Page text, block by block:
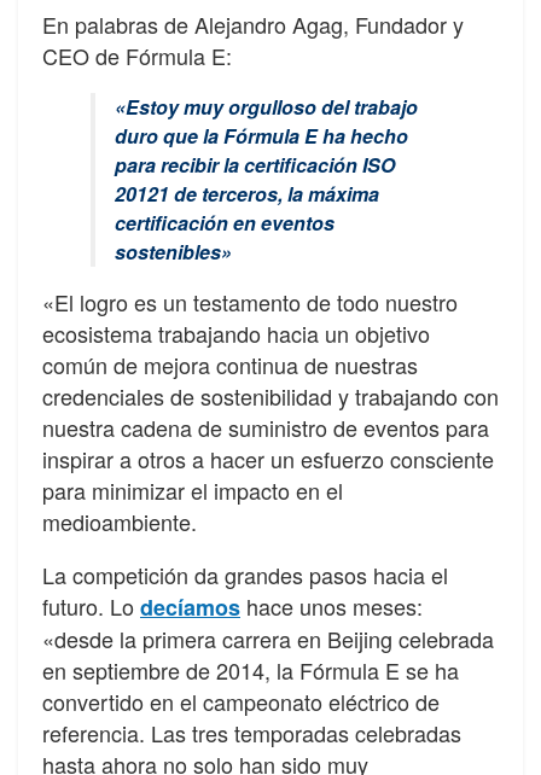
En palabras de Alejandro Agag, Fundador y
CEO de Fórmula E:
«Estoy muy orgulloso del trabajo
duro que la Fórmula E ha hecho
para recibir la certificación ISO
20121 de terceros, la máxima
certificación en eventos
sostenibles»
«El logro es un testamento de todo nuestro
ecosistema trabajando hacia un objetivo
común de mejora continua de nuestras
credenciales de sostenibilidad y trabajando con
nuestra cadena de suministro de eventos para
inspirar a otros a hacer un esfuerzo consciente
para minimizar el impacto en el
medioambiente.
La competición da grandes pasos hacia el
futuro. Lo decíamos hace unos meses:
«desde la primera carrera en Beijing celebrada
en septiembre de 2014, la Fórmula E se ha
convertido en el campeonato eléctrico de
referencia. Las tres temporadas celebradas
hasta ahora no solo han sido muy